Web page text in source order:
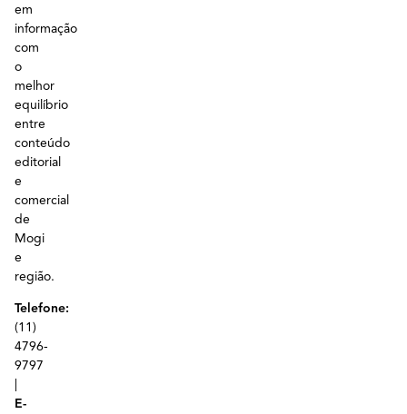
em
informação
com
o
melhor
equilíbrio
entre
conteúdo
editorial
e
comercial
de
Mogi
e
região.
Telefone:
(11)
4796-
9797
E-